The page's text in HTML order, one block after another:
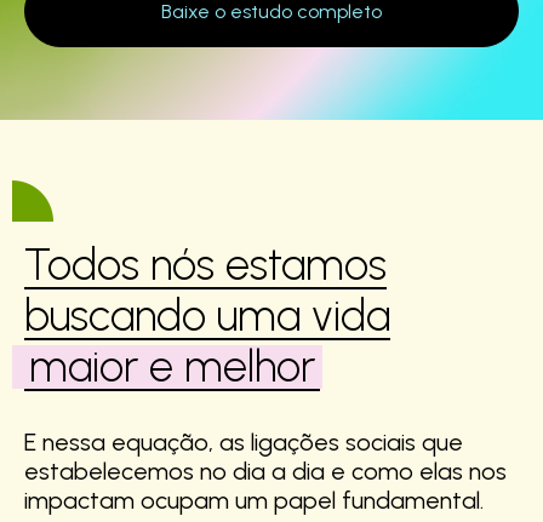
Todos nós estamos
buscando uma vida
maior e melhor
E nessa equação, as ligações sociais que
estabelecemos no dia a dia e como elas nos
impactam ocupam um papel fundamental.